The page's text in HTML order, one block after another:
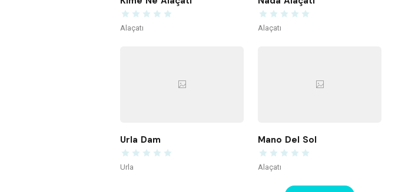
Alaçatı Alaçatı
Urla Dam
Urla
Mano Del Sol
Alaçatı